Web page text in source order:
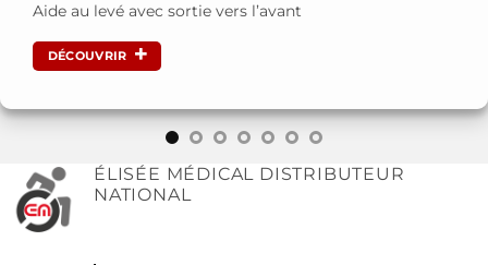
Aide au levé avec sortie vers l’avant
DÉCOUVRIR
ÉLISÉE MÉDICAL DISTRIBUTEUR
NATIONAL